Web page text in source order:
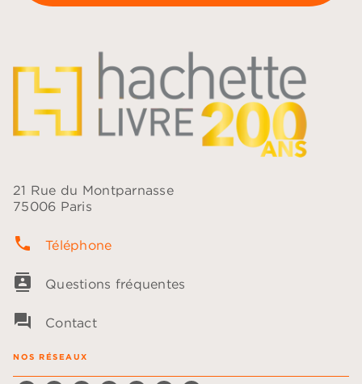
21 Rue du Montparnasse
75006 Paris
phone Téléphone
contacts Questions fréquentes
question_answer Contact
NOS RÉSEAUX